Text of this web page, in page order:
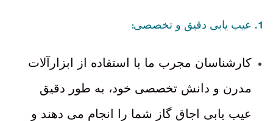
1. عیب یابی دقیق و تخصصی:
کارشناسان مجرب ما با استفاده از ابزارآلات
مدرن و دانش تخصصی خود، به طور دقیق
عیب یابی اجاق گاز شما را انجام می دهند و